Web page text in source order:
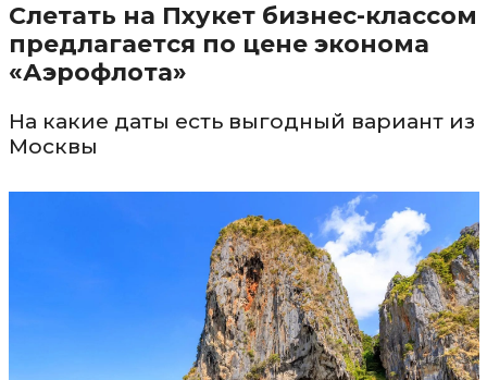
Слетать на Пхукет бизнес-классом
предлагается по цене эконома
«Аэрофлота»
На какие даты есть выгодный вариант из
Москвы